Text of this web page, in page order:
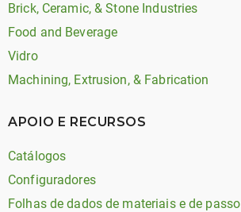
Brick, Ceramic, & Stone Industries
Food and Beverage
Vidro
Machining, Extrusion, & Fabrication
APOIO E RECURSOS
Catálogos
Configuradores
Folhas de dados de materiais e de passo